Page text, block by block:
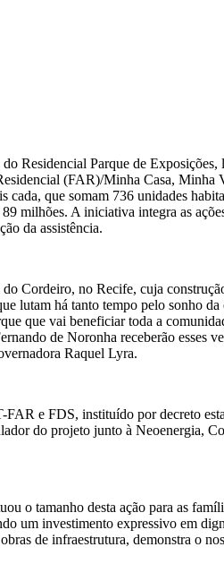
Residencial Parque de
(FAR)/Minha Casa,
que somam 736 unidades
milhões. A iniciativa integra as
da assistência.
Cordeiro, no Recife, cuja
lutam há tanto tempo pelo sonho
que vai beneficiar toda a
de Noronha receberão esses
Raquel Lyra.
e FDS, instituído por decreto
do projeto junto à Neoenergia,
tamanho desta ação para as
um investimento expressivo em
de infraestrutura, demonstra o